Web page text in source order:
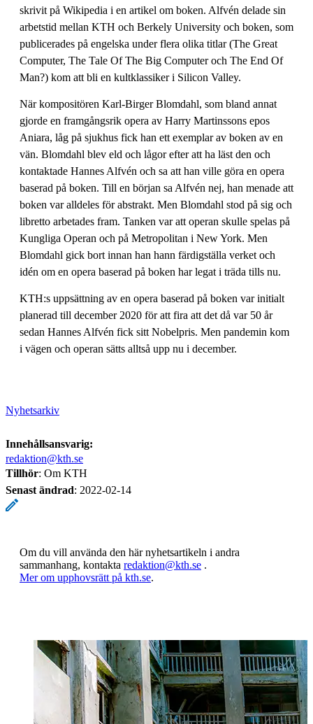
skrivit på Wikipedia i en artikel om boken. Alfvén delade sin
arbetstid mellan KTH och Berkely University och boken, som
publicerades på engelska under flera olika titlar (The Great
Computer, The Tale Of The Big Computer och The End Of
Man?) kom att bli en kultklassiker i Silicon Valley.
När kompositören Karl-Birger Blomdahl, som bland annat
gjorde en framgångsrik opera av Harry Martinssons epos
Aniara, låg på sjukhus fick han ett exemplar av boken av en
vän. Blomdahl blev eld och lågor efter att ha läst den och
kontaktade Hannes Alfvén och sa att han ville göra en opera
baserad på boken. Till en början sa Alfvén nej, han menade att
boken var alldeles för abstrakt. Men Blomdahl stod på sig och
libretto arbetades fram. Tanken var att operan skulle spelas på
Kungliga Operan och på Metropolitan i New York. Men
Blomdahl gick bort innan han hann färdigställa verket och
idén om en opera baserad på boken har legat i träda tills nu.
KTH:s uppsättning av en opera baserad på boken var initialt
planerad till december 2020 för att fira att det då var 50 år
sedan Hannes Alfvén fick sitt Nobelpris. Men pandemin kom
i vägen och operan sätts alltså upp nu i december.
Nyhetsarkiv
Innehållsansvarig:
redaktion@kth.se
Tillhör: Om KTH
Senast ändrad: 2022-02-14
Om du vill använda den här nyhetsartikeln i andra
sammanhang, kontakta redaktion@kth.se .
​​​​​​​Mer om upphovsrätt på kth.se​​​​​​​​​​​​​​.